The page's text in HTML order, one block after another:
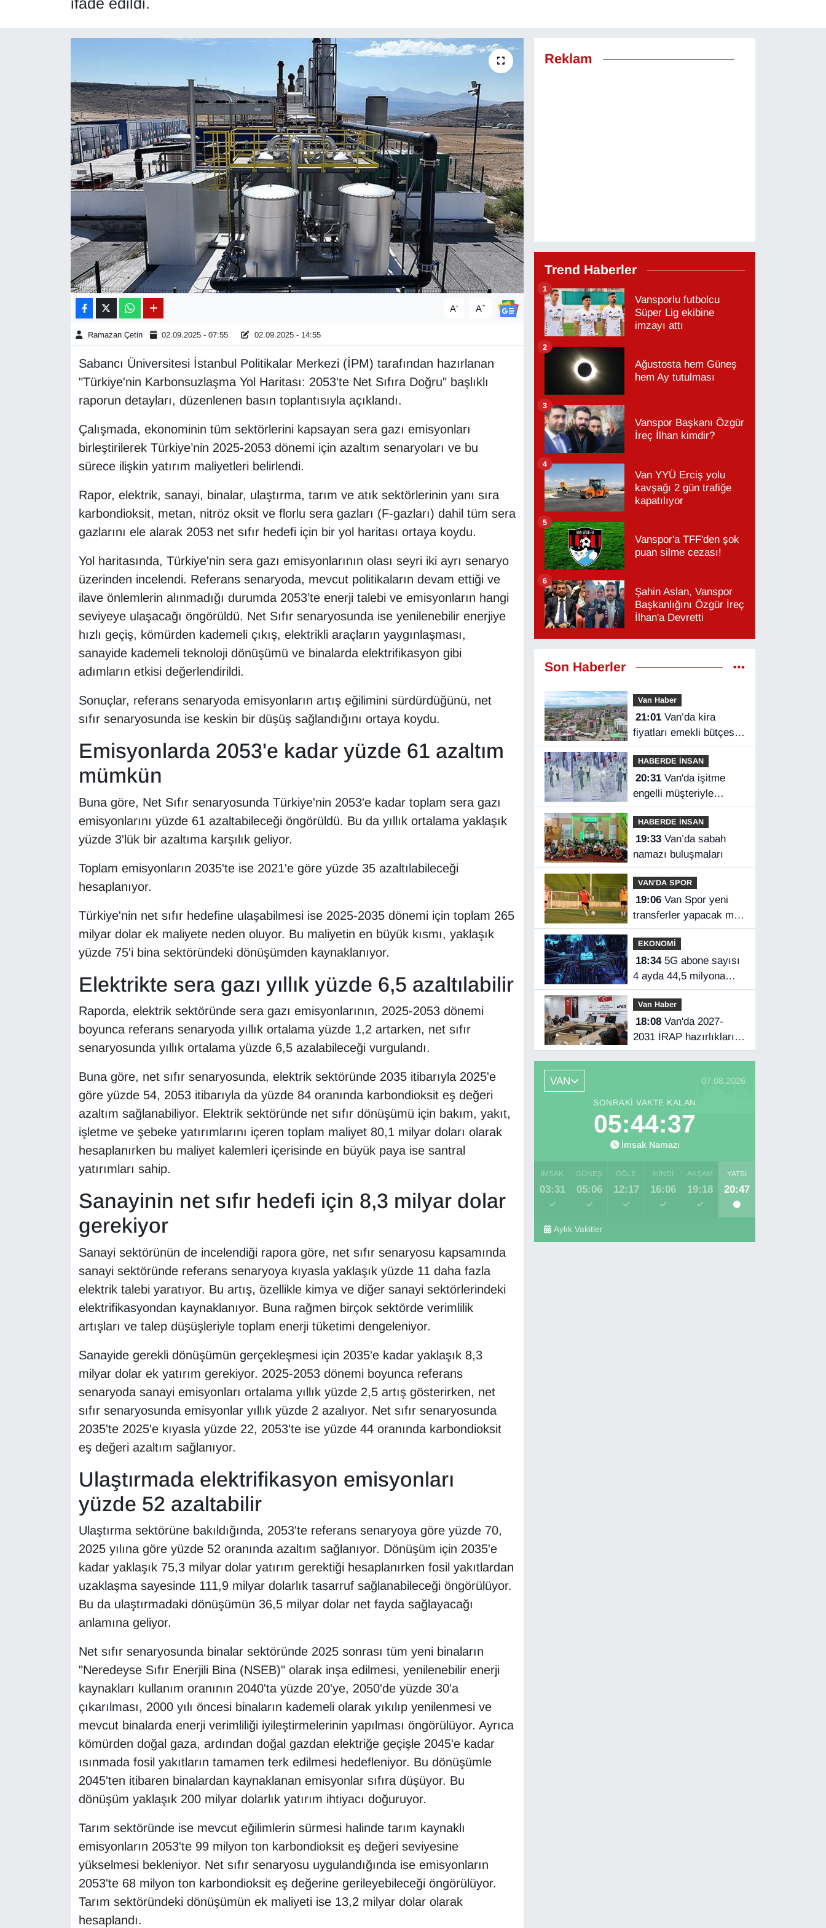
A- A+
Ramazan Çetin 02.09.2025 - 07:55 02.09.2025 - 14:55
Sabancı Üniversitesi İstanbul Politikalar Merkezi (İPM) tarafından hazırlanan
"Türkiye'nin Karbonsuzlaşma Yol Haritası: 2053'te Net Sıfıra Doğru" başlıklı
raporun detayları, düzenlenen basın toplantısıyla açıklandı.
Çalışmada, ekonominin tüm sektörlerini kapsayan sera gazı emisyonları
birleştirilerek Türkiye’nin 2025-2053 dönemi için azaltım senaryoları ve bu
sürece ilişkin yatırım maliyetleri belirlendi.
Rapor, elektrik, sanayi, binalar, ulaştırma, tarım ve atık sektörlerinin yanı sıra
karbondioksit, metan, nitröz oksit ve florlu sera gazları (F-gazları) dahil tüm sera
gazlarını ele alarak 2053 net sıfır hedefi için bir yol haritası ortaya koydu.
Yol haritasında, Türkiye'nin sera gazı emisyonlarının olası seyri iki ayrı senaryo
üzerinden incelendi. Referans senaryoda, mevcut politikaların devam ettiği ve
ilave önlemlerin alınmadığı durumda 2053’te enerji talebi ve emisyonların hangi
seviyeye ulaşacağı öngörüldü. Net Sıfır senaryosunda ise yenilenebilir enerjiye
hızlı geçiş, kömürden kademeli çıkış, elektrikli araçların yaygınlaşması,
sanayide kademeli teknoloji dönüşümü ve binalarda elektrifikasyon gibi
adımların etkisi değerlendirildi.
Sonuçlar, referans senaryoda emisyonların artış eğilimini sürdürdüğünü, net
sıfır senaryosunda ise keskin bir düşüş sağlandığını ortaya koydu.
Emisyonlarda 2053'e kadar yüzde 61 azaltım
mümkün
Buna göre, Net Sıfır senaryosunda Türkiye'nin 2053'e kadar toplam sera gazı
emisyonlarını yüzde 61 azaltabileceği öngörüldü. Bu da yıllık ortalama yaklaşık
yüzde 3'lük bir azaltıma karşılık geliyor.
Toplam emisyonların 2035'te ise 2021'e göre yüzde 35 azaltılabileceği
hesaplanıyor.
Türkiye'nin net sıfır hedefine ulaşabilmesi ise 2025-2035 dönemi için toplam 265
milyar dolar ek maliyete neden oluyor. Bu maliyetin en büyük kısmı, yaklaşık
yüzde 75'i bina sektöründeki dönüşümden kaynaklanıyor.
Elektrikte sera gazı yıllık yüzde 6,5 azaltılabilir
Raporda, elektrik sektöründe sera gazı emisyonlarının, 2025-2053 dönemi
boyunca referans senaryoda yıllık ortalama yüzde 1,2 artarken, net sıfır
senaryosunda yıllık ortalama yüzde 6,5 azalabileceği vurgulandı.
Buna göre, net sıfır senaryosunda, elektrik sektöründe 2035 itibarıyla 2025'e
göre yüzde 54, 2053 itibarıyla da yüzde 84 oranında karbondioksit eş değeri
azaltım sağlanabiliyor. Elektrik sektöründe net sıfır dönüşümü için bakım, yakıt,
işletme ve şebeke yatırımlarını içeren toplam maliyet 80,1 milyar doları olarak
hesaplanırken bu maliyet kalemleri içerisinde en büyük paya ise santral
yatırımları sahip.
Sanayinin net sıfır hedefi için 8,3 milyar dolar
gerekiyor
Sanayi sektörünün de incelendiği rapora göre, net sıfır senaryosu kapsamında
sanayi sektöründe referans senaryoya kıyasla yaklaşık yüzde 11 daha fazla
elektrik talebi yaratıyor. Bu artış, özellikle kimya ve diğer sanayi sektörlerindeki
elektrifikasyondan kaynaklanıyor. Buna rağmen birçok sektörde verimlilik
artışları ve talep düşüşleriyle toplam enerji tüketimi dengeleniyor.
Sanayide gerekli dönüşümün gerçekleşmesi için 2035'e kadar yaklaşık 8,3
milyar dolar ek yatırım gerekiyor. 2025-2053 dönemi boyunca referans
senaryoda sanayi emisyonları ortalama yıllık yüzde 2,5 artış gösterirken, net
sıfır senaryosunda emisyonlar yıllık yüzde 2 azalıyor. Net sıfır senaryosunda
2035'te 2025'e kıyasla yüzde 22, 2053'te ise yüzde 44 oranında karbondioksit
eş değeri azaltım sağlanıyor.
Ulaştırmada elektrifikasyon emisyonları
yüzde 52 azaltabilir
Ulaştırma sektörüne bakıldığında, 2053'te referans senaryoya göre yüzde 70,
2025 yılına göre yüzde 52 oranında azaltım sağlanıyor. Dönüşüm için 2035'e
kadar yaklaşık 75,3 milyar dolar yatırım gerektiği hesaplanırken fosil yakıtlardan
uzaklaşma sayesinde 111,9 milyar dolarlık tasarruf sağlanabileceği öngörülüyor.
Bu da ulaştırmadaki dönüşümün 36,5 milyar dolar net fayda sağlayacağı
anlamına geliyor.
Net sıfır senaryosunda binalar sektöründe 2025 sonrası tüm yeni binaların
"Neredeyse Sıfır Enerjili Bina (NSEB)" olarak inşa edilmesi, yenilenebilir enerji
kaynakları kullanım oranının 2040'ta yüzde 20'ye, 2050'de yüzde 30'a
çıkarılması, 2000 yılı öncesi binaların kademeli olarak yıkılıp yenilenmesi ve
mevcut binalarda enerji verimliliği iyileştirmelerinin yapılması öngörülüyor. Ayrıca
kömürden doğal gaza, ardından doğal gazdan elektriğe geçişle 2045'e kadar
ısınmada fosil yakıtların tamamen terk edilmesi hedefleniyor. Bu dönüşümle
2045'ten itibaren binalardan kaynaklanan emisyonlar sıfıra düşüyor. Bu
dönüşüm yaklaşık 200 milyar dolarlık yatırım ihtiyacı doğuruyor.
Tarım sektöründe ise mevcut eğilimlerin sürmesi halinde tarım kaynaklı
emisyonların 2053'te 99 milyon ton karbondioksit eş değeri seviyesine
yükselmesi bekleniyor. Net sıfır senaryosu uygulandığında ise emisyonların
2053'te 68 milyon ton karbondioksit eş değerine gerileyebileceği öngörülüyor.
Tarım sektöründeki dönüşümün ek maliyeti ise 13,2 milyar dolar olarak
hesaplandı.
Reklam
Trend Haberler
Vansporlu futbolcu
Süper Lig ekibine
imzayı attı
1
Ağustosta hem Güneş
hem Ay tutulması
2
Vanspor Başkanı Özgür
İreç İlhan kimdir?
3
Van YYÜ Erciş yolu
kavşağı 2 gün trafiğe
kapatılıyor
4
Vanspor'a TFF'den şok
puan silme cezası!
5
Şahin Aslan, Vanspor
Başkanlığını Özgür İreç
İlhan'a Devretti
6
Son Haberler
Van Haber
21:01Van’da kira
fiyatları emekli bütçesini
zorluyor
HABERDE İNSAN
20:31Van'da işitme
engelli müşteriyle
halaylı pazarlık
gülümsetti
HABERDE İNSAN
19:33Van’da sabah
namazı buluşmaları
VAN'DA SPOR
19:06Van Spor yeni
transferler yapacak mı?
Başkan Özgür İreç İlhan
açıkladı
EKONOMİ
18:345G abone sayısı
4 ayda 44,5 milyona
ulaştı
Van Haber
18:08Van'da 2027-
2031 İRAP hazırlıkları
başladı
VAN 07.08.2026
SONRAKI VAKTE KALAN
05:44:36
İmsak Namazı
İMSAK
03:31
GÜNEŞ
05:06
ÖĞLE
12:17
İKINDI
16:06
AKŞAM
19:18
YATSI
20:47
Aylık Vakitler
EĞİTİM
EKONOMİ
Eleman
En çok konuşulanlar
GENEL
HABERDE İNSAN
Kamu Alımları
Kim Kimdir?
MAGAZİN
ONE EKONOMİ
POLİTİKA
Resmi İlanlar
RÖPORTAJ
Sinema - TV
TEKNOLOJİ
VAN'DA SPOR